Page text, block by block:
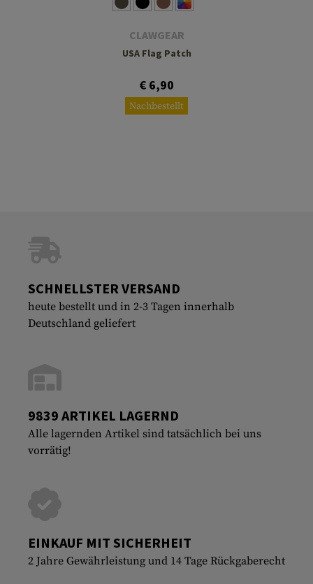
CLAWGEAR
USA Flag Patch
€ 6,90
Nachbestellt
SCHNELLSTER VERSAND
heute bestellt und in 2-3 Tagen innerhalb
Deutschland geliefert
9839 ARTIKEL LAGERND
Alle lagernden Artikel sind tatsächlich bei uns
vorrätig!
EINKAUF MIT SICHERHEIT
2 Jahre Gewährleistung und 14 Tage Rückgaberecht